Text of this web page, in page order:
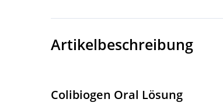
Artikelbeschreibung
Colibiogen Oral Lösung